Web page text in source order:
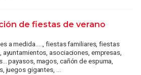
de fiestas de verano
a medida….., fiestas familiares, fiestas
ayuntamientos, asociaciones, empresas,
payasos, magos, cañón de espuma,
juegos gigantes, ...